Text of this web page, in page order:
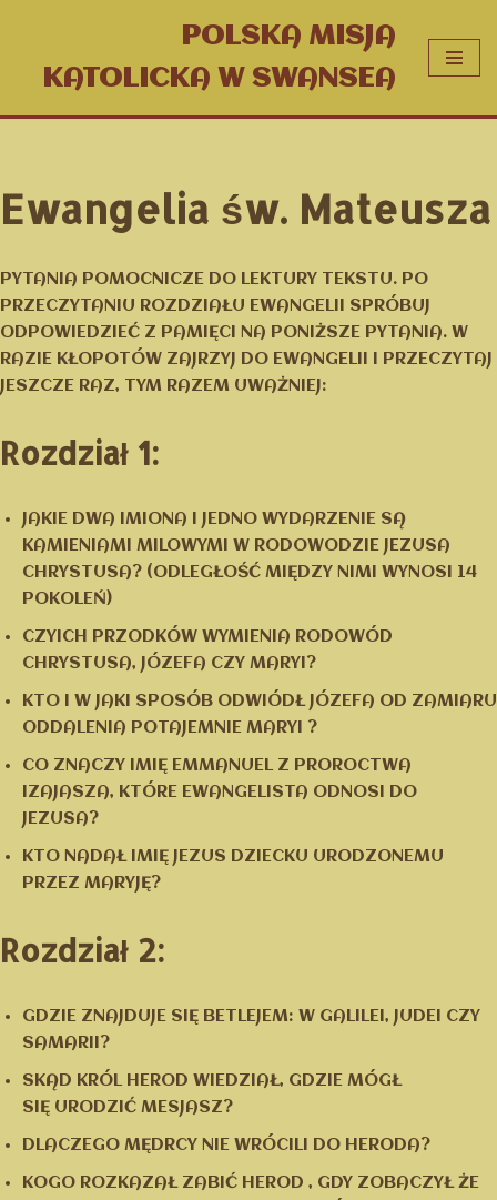
TREŚCI
POLSKA MISJA
KATOLICKA W SWANSEA
Ewangelia św. Mateusza
PYTANIA POMOCNICZE DO LEKTURY TEKSTU. PO
PRZECZYTANIU ROZDZIAŁU EWANGELII SPRÓBUJ
ODPOWIEDZIEĆ Z PAMIĘCI NA PONIŻSZE PYTANIA. W
RAZIE KŁOPOTÓW ZAJRZYJ DO EWANGELII I PRZECZYTAJ
JESZCZE RAZ, TYM RAZEM UWAŻNIEJ:
Rozdział 1:
JAKIE DWA IMIONA I JEDNO WYDARZENIE SĄ
KAMIENIAMI MILOWYMI W RODOWODZIE JEZUSA
CHRYSTUSA? (ODLEGŁOŚĆ MIĘDZY NIMI WYNOSI 14
POKOLEŃ)
CZYICH PRZODKÓW WYMIENIA RODOWÓD
CHRYSTUSA, JÓZEFA CZY MARYI?
KTO I W JAKI SPOSÓB ODWIÓDŁ JÓZEFA OD ZAMIARU
ODDALENIA POTAJEMNIE MARYI ?
CO ZNACZY IMIĘ EMMANUEL Z PROROCTWA
IZAJASZA, KTÓRE EWANGELISTA ODNOSI DO
JEZUSA?
KTO NADAŁ IMIĘ JEZUS DZIECKU URODZONEMU
PRZEZ MARYJĘ?
Rozdział 2:
GDZIE ZNAJDUJE SIĘ BETLEJEM: W GALILEI, JUDEI CZY
SAMARII?
SKĄD KRÓL HEROD WIEDZIAŁ, GDZIE MÓGŁ
SIĘ URODZIĆ MESJASZ?
DLACZEGO MĘDRCY NIE WRÓCILI DO HERODA?
KOGO ROZKAZAŁ ZABIĆ HEROD , GDY ZOBACZYŁ ŻE